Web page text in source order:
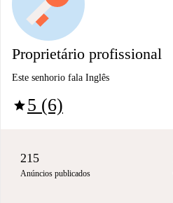
Proprietário profissional
Este senhorio fala Inglês
star5 (6)
215
Anúncios publicados